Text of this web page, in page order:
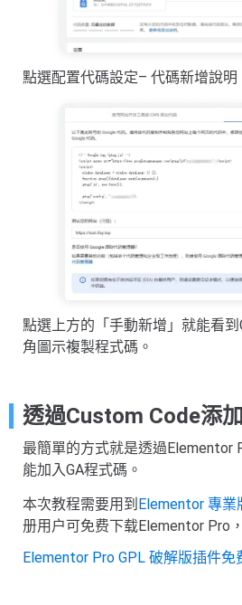
點選配置代碼設定– 代碼新增說明
點選上方的「手動新增」就能看
角圖示複製程式碼。
透過Custom Code添
最簡單的方式就是透過Elementor
能加入GA程式碼。
本次教程需要用到 Elementor 專業
册用户可免费下载Elementor Pro
Elementor Pro GPL 破解版插件免